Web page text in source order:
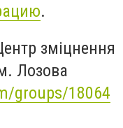
.
зміцнення
Лозова
groups/18064